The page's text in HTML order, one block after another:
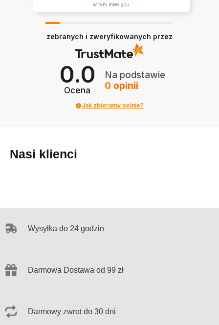
w tym miesiącu
zebranych i zweryfikowanych przez
0.0
Ocena
Na podstawie
0 opinii
Jak zbieramy opinie?
Nasi klienci
Wysyłka do 24 godzin
Darmowa Dostawa od 99 zł
Darmowy zwrot do 30 dni